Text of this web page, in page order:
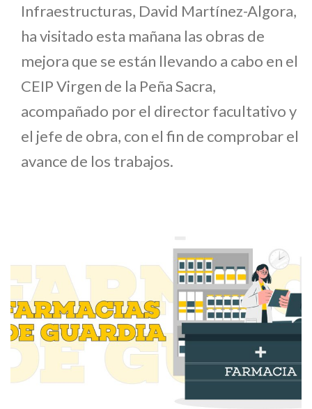
Infraestructuras, David Martínez-Algora,
ha visitado esta mañana las obras de
mejora que se están llevando a cabo en el
CEIP Virgen de la Peña Sacra,
acompañado por el director facultativo y
el jefe de obra, con el fin de comprobar el
avance de los trabajos.